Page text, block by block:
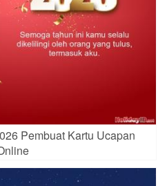
Pembuat Kartu Ucapan